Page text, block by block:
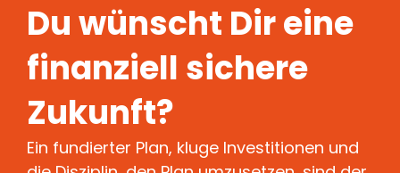
Du wünscht Dir eine
finanziell sichere
Zukunft?
Ein fundierter Plan, kluge Investitionen und